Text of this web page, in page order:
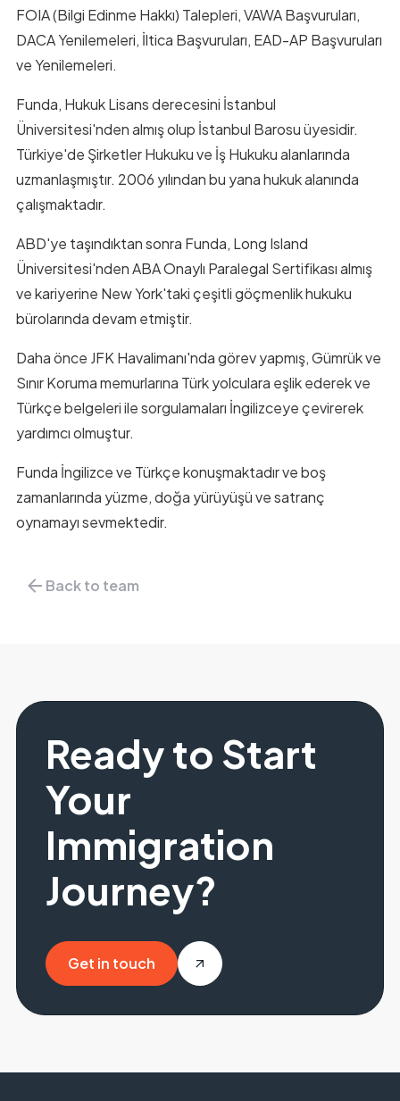
FOIA (Bilgi Edinme Hakkı) Talepleri, VAWA Başvuruları,
DACA Yenilemeleri, İltica Başvuruları, EAD-AP Başvuruları
ve Yenilemeleri.
Funda, Hukuk Lisans derecesini İstanbul
Üniversitesi'nden almış olup İstanbul Barosu üyesidir.
Türkiye'de Şirketler Hukuku ve İş Hukuku alanlarında
uzmanlaşmıştır. 2006 yılından bu yana hukuk alanında
çalışmaktadır.
ABD'ye taşındıktan sonra Funda, Long Island
Üniversitesi'nden ABA Onaylı Paralegal Sertifikası almış
ve kariyerine New York'taki çeşitli göçmenlik hukuku
bürolarında devam etmiştir.
Daha önce JFK Havalimanı'nda görev yapmış, Gümrük ve
Sınır Koruma memurlarına Türk yolculara eşlik ederek ve
Türkçe belgeleri ile sorgulamaları İngilizceye çevirerek
yardımcı olmuştur.
Funda İngilizce ve Türkçe konuşmaktadır ve boş
zamanlarında yüzme, doğa yürüyüşü ve satranç
oynamayı sevmektedir.
Back to team
Ready to Start
Your
Immigration
Journey?
Get in touch
Get in touch